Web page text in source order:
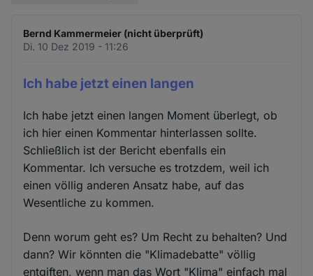
Bernd Kammermeier (nicht überprüft)
Di. 10 Dez 2019 - 11:26
Ich habe jetzt einen langen
Ich habe jetzt einen langen Moment überlegt, ob
ich hier einen Kommentar hinterlassen sollte.
Schließlich ist der Bericht ebenfalls ein
Kommentar. Ich versuche es trotzdem, weil ich
einen völlig anderen Ansatz habe, auf das
Wesentliche zu kommen.
Denn worum geht es? Um Recht zu behalten? Und
dann? Wir könnten die "Klimadebatte" völlig
entgiften, wenn man das Wort "Klima" einfach mal